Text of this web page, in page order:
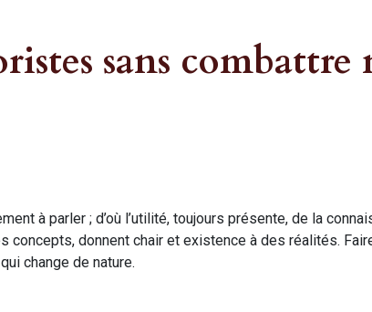
sans combattre
à parler ; d’où l’utilité, toujours présente, de la
donnent chair et existence à des réalités.
change de nature.